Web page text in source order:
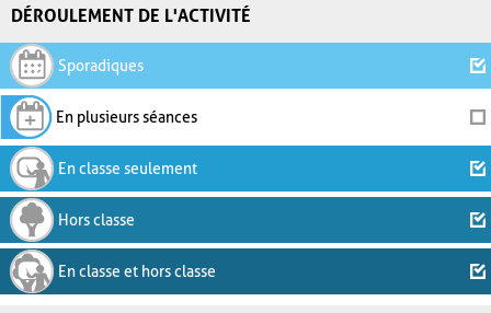
DÉROULEMENT DE L'ACTIVITÉ
Sporadiques
En plusieurs séances
En classe seulement
Hors classe
En classe et hors classe